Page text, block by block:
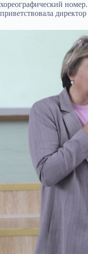
хореографический
приветствовала